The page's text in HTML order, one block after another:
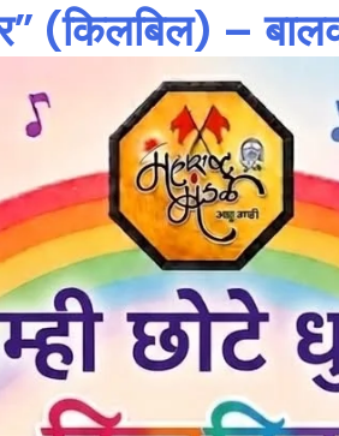
(किलबिल) –